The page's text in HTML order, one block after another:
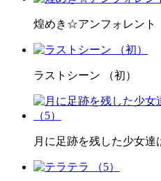
煌めき☆アンフォレント
ラストシーン （初）
月に足跡を残した少女